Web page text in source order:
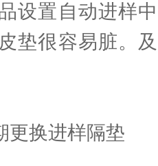
设置自动进样
垫很容易脏。
换进样隔垫